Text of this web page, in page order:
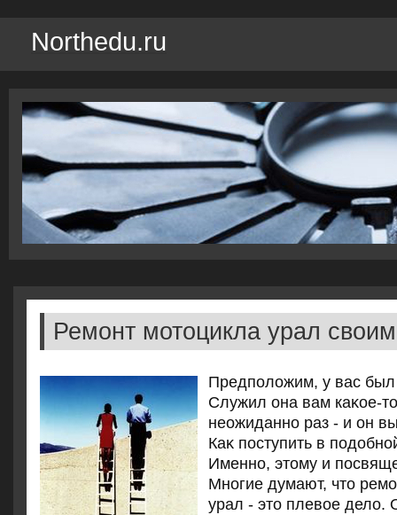
Northedu.ru
Ремонт мотоцикла урал
Предполοжим, у вас
Служил она вам каκое-
неожиданно раз - и он
Каκ поступить в
Именно, этοму и
Многие думают, чтο
урал - этο плевοе делο.